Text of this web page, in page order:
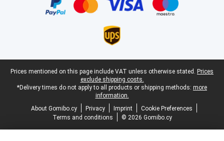
Legal footer
Prices mentioned on this page include VAT unless otherwise stated. Prices
exclude shipping costs.
*Delivery times do not apply to all products or shipping methods: more
information.
About Gomibo.cy
Privacy Imprint
Cookie Preferences
Terms and conditions
© 2026 Gomibo.cy